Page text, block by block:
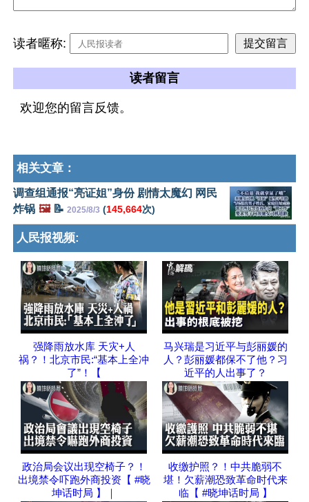
读者暱称:
读者留言
欢迎您的留言反馈。
相关文章：
调查组通报“亮证姐”身份 剧情太魔幻 网民
炸锅 🖼️📝 2025/8/3 (145,664次)
人民报视频:
强降雨放水库 天灾+人
祸？！北京市民:“基本上全冲
了”！【
马兴瑞是习近平与彭丽媛的
人？彭丽媛都保不了他？习
近平的人出事了？
政治局会议出现空椅子？！
出境禁令吓跑外商投资【 #晓
坤话时局 】｜
收缴护照？！中共脆弱不
堪！欠薪潮恐致革命时代来
临【 #晓坤话时局 】